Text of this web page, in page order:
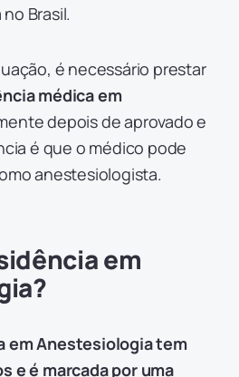
Brasil.
é necessário prestar
médica em
depois de aprovado e
é que o médico pode
anestesiologista.
em
em Anestesiologia tem
e é marcada por uma